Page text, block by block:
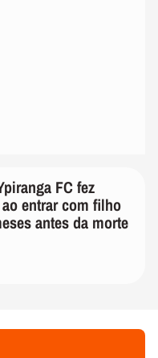
FC fez
entrar com filho
antes da morte